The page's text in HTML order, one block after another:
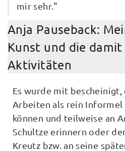
mir sehr."
Anja Pauseback:
Kunst und die
Aktivitäten
Es wurde mit bescheinigt,
Arbeiten als rein Informel
können und teilweise an
Schultze erinnern oder
Kreutz bzw. an seine